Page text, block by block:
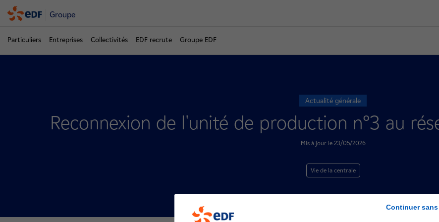
Groupe
Particuliers Entreprises Collectivités EDF recrute Groupe EDF
Actualité générale
Reconnexion de l'unité de production n°3 au
Mis à jour le 23/05/2026
Vie de la centrale
Continuer